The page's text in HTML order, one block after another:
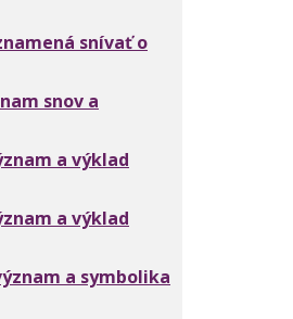
snívať o
snov a
a výklad
a výklad
a symbolika